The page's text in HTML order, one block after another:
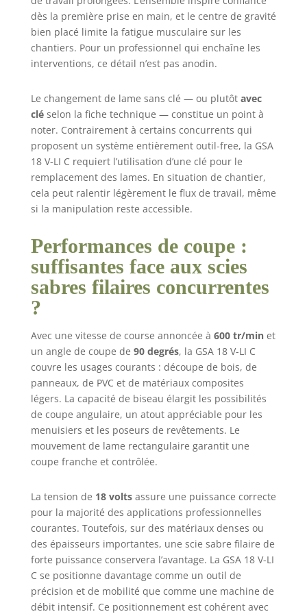
avec : GSA 18 V-LI
C, 1 lame de scie
sabre S 922 AF
pour métal, 1
lame de scie
pour métal, 1
lame de scie
sabre S 922 HF
pour bois et
métal, L-BOXX 136
dès la première prise en main, et le centre de gravité
bien placé limite la fatigue musculaire sur les
chantiers. Pour un professionnel qui enchaîne les
interventions, ce détail n’est pas anodin.
Le changement de lame sans clé — ou plutôt avec
cléselon la fiche technique — constitue un point à
noter. Contrairement à certains concurrents qui
proposent un système entièrement outil-free, la GSA
18 V-LI C requiert l’utilisation d’une clé pour le
remplacement des lames. En situation de chantier,
cela peut ralentir légèrement le flux de travail, même
si la manipulation reste accessible.
Performances de coupe :
suffisantes face aux scies
sabres filaires concurrentes
?
Avec une vitesse de course annoncée à 600 tr/minet
un angle de coupe de 90 degrés, la GSA 18 V-LI C
couvre les usages courants : découpe de bois, de
panneaux, de PVC et de matériaux composites
légers. La capacité de biseau élargit les possibilités
de coupe angulaire, un atout appréciable pour les
menuisiers et les poseurs de revêtements. Le
mouvement de lame rectangulaire garantit une
coupe franche et contrôlée.
La tension de 18 voltsassure une puissance correcte
pour la majorité des applications professionnelles
courantes. Toutefois, sur des matériaux denses ou
des épaisseurs importantes, une scie sabre filaire de
forte puissance conservera l’avantage. La GSA 18 V-LI
C se positionne davantage comme un outil de
précision et de mobilité que comme une machine de
débit intensif. Ce positionnement est cohérent avec